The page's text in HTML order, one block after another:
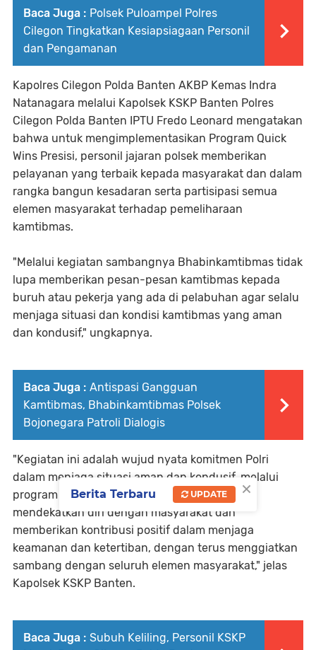
Baca Juga : Polsek Puloampel Polres
Cilegon Tingkatkan Kesiapsiagaan Personil
dan Pengamanan
Kapolres Cilegon Polda Banten AKBP Kemas Indra
Natanagara melalui Kapolsek KSKP Banten Polres
Cilegon Polda Banten IPTU Fredo Leonard mengatakan
bahwa untuk mengimplementasikan Program Quick
Wins Presisi, personil jajaran polsek memberikan
pelayanan yang terbaik kepada masyarakat dan dalam
rangka bangun kesadaran serta partisipasi semua
elemen masyarakat terhadap pemeliharaan
kamtibmas.
"Melalui kegiatan sambangnya Bhabinkamtibmas tidak
lupa memberikan pesan-pesan kamtibmas kepada
buruh atau pekerja yang ada di pelabuhan agar selalu
menjaga situasi dan kondisi kamtibmas yang aman
dan kondusif," ungkapnya.
Baca Juga : Antispasi Gangguan
Kamtibmas, Bhabinkamtibmas Polsek
Bojonegara Patroli Dialogis
"Kegiatan ini adalah wujud nyata komitmen Polri
dalam menjaga situasi aman dan kondusif, melalui
program Quick Wins, kami berupaya untuk
mendekatkan diri dengan masyarakat dan
memberikan kontribusi positif dalam menjaga
keamanan dan ketertiban, dengan terus menggiatkan
sambang dengan seluruh elemen masyarakat," jelas
Kapolsek KSKP Banten.
Baca Juga : Subuh Keliling, Personil KSKP
×
Berita Terbaru UPDATE